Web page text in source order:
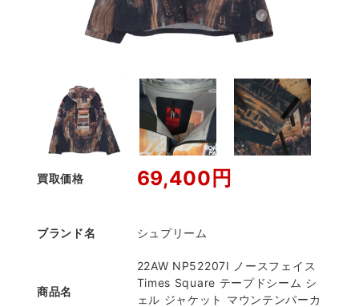
買取価格 69,400円
ブランド名 シュプリーム
商品名
22AW NP52207I ノースフェイス
Times Square テープドシーム シ
ェル ジャケット マウンテンパーカ